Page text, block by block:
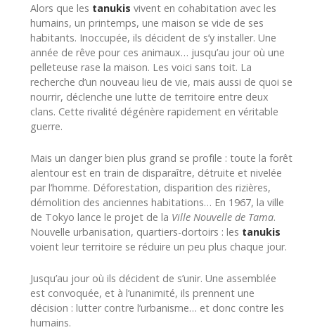
Alors que les tanukis vivent en cohabitation avec les
humains, un printemps, une maison se vide de ses
habitants. Inoccupée, ils décident de s’y installer. Une
année de rêve pour ces animaux… jusqu’au jour où une
pelleteuse rase la maison. Les voici sans toit. La
recherche d’un nouveau lieu de vie, mais aussi de quoi se
nourrir, déclenche une lutte de territoire entre deux
clans. Cette rivalité dégénère rapidement en véritable
guerre.
Mais un danger bien plus grand se profile : toute la forêt
alentour est en train de disparaître, détruite et nivelée
par l’homme. Déforestation, disparition des rizières,
démolition des anciennes habitations… En 1967, la ville
de Tokyo lance le projet de la Ville Nouvelle de Tama.
Nouvelle urbanisation, quartiers-dortoirs : les tanukis
voient leur territoire se réduire un peu plus chaque jour.
Jusqu’au jour où ils décident de s’unir. Une assemblée
est convoquée, et à l’unanimité, ils prennent une
décision : lutter contre l’urbanisme… et donc contre les
humains.